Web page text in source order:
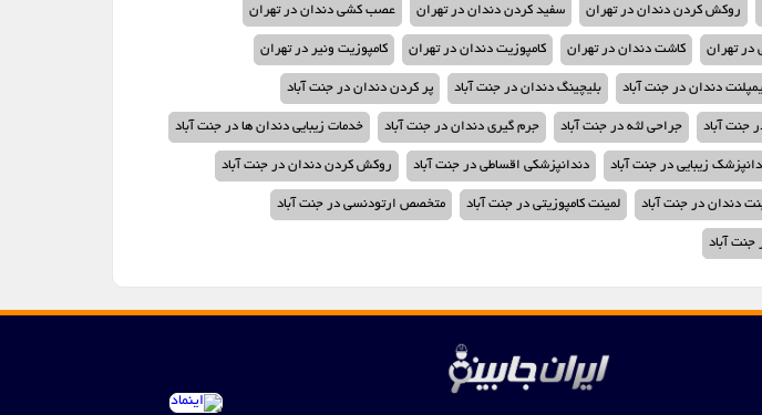
روکش کردن دندان در تهران سفید کردن دندان در تهران عصب کشی دندان در تهران
تهران کاشت دندان در تهران کامپوزیت دندان در تهران کامپوزیت ونیر در تهران
دندان در جنت آباد بلیچینگ دندان در جنت آباد پر کردن دندان در جنت آباد
جنت آباد جراحی لثه در جنت آباد جرم گیری دندان در جنت آباد خدمات زیبایی دندان ها در جنت آباد
زیبایی در جنت آباد دندانپزشکی اقساطی در جنت آباد روکش کردن دندان در جنت آباد
دندان در جنت آباد لمینت کامپوزیتی در جنت آباد متخصص ارتودنسی در جنت آباد
آباد